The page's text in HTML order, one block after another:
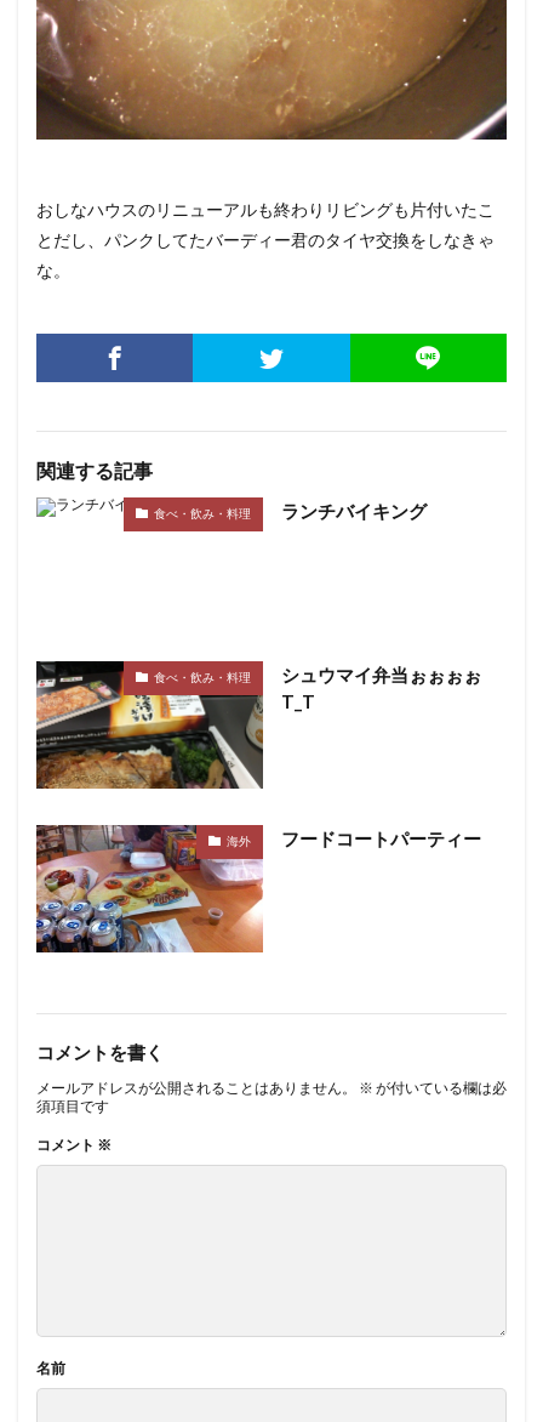
おしなハウスのリニューアルも終わりリビングも片付いたこ
とだし、パンクしてたバーディー君のタイヤ交換をしなきゃ
な。
関連する記事
食べ・飲み・料理 ランチバイキング
食べ・飲み・料理
シュウマイ弁当ぉぉぉぉ
T_T
海外 フードコートパーティー
コメントを書く
メールアドレスが公開されることはありません。 ※ が付いている欄は必
須項目です
コメント ※
名前